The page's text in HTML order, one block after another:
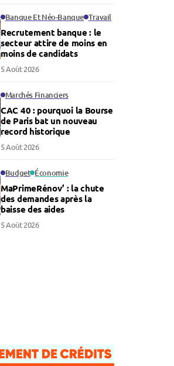
Banque Et Néo-Banque Travail
Recrutement banque : le
secteur attire de moins en
moins de candidats
5 Août 2026
Marchés Financiers
CAC 40 : pourquoi la Bourse
de Paris bat un nouveau
record historique
5 Août 2026
Budget Économie
MaPrimeRénov’ : la chute
des demandes après la
baisse des aides
5 Août 2026